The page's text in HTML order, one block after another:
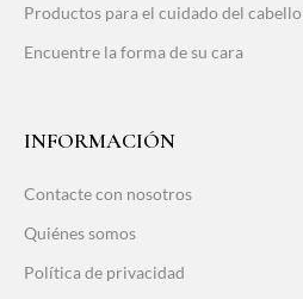
Productos para el cuidado del cabello
Encuentre la forma de su cara
INFORMACIÓN
Contacte con nosotros
Quiénes somos
Política de privacidad